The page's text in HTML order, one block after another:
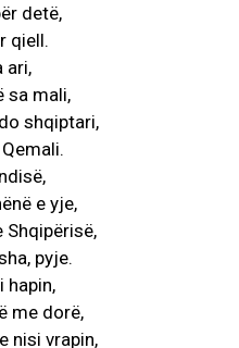
detë,
qiell.
ari,
sa mali,
shqiptari,
e yje,
Shqipërisë,
pyje.
hapin,
me dorë,
nisi vrapin,